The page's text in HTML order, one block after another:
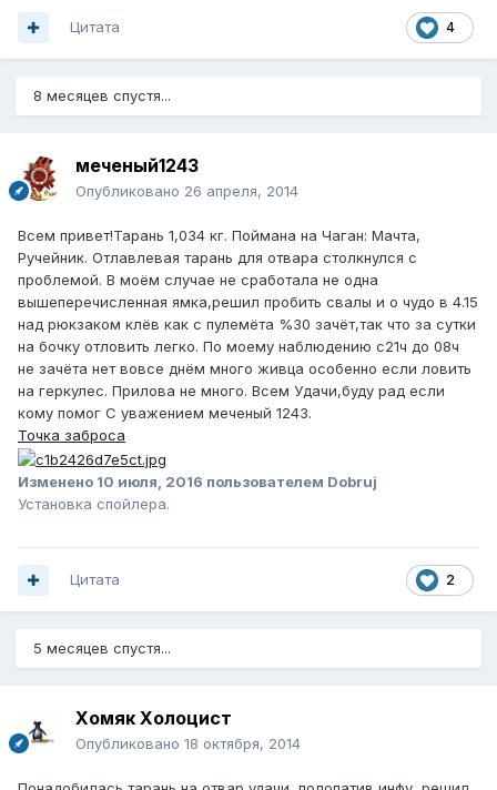
4
Цитата
8 месяцев спустя...
меченый1243
Опубликовано 26 апреля, 2014
Всем привет!Тарань 1,034 кг. Поймана на Чаган: Мачта,
Ручейник. Отлавлевая тарань для отвара столкнулся с
проблемой. В моём случае не сработала не одна
вышеперечисленная ямка,решил пробить свалы и о чудо в 4.15
над рюкзаком клёв как с пулемёта %30 зачёт,так что за сутки
на бочку отловить легко. По моему наблюдению с21ч до 08ч
не зачёта нет вовсе днём много живца особенно если ловить
на геркулес. Прилова не много. Всем Удачи,буду рад если
кому помог С уважением меченый 1243.
Точка заброса
Изменено 10 июля, 2016 пользователем Dobruj
Установка спойлера.
2
Цитата
5 месяцев спустя...
Хомяк Холоцист
Опубликовано 18 октября, 2014